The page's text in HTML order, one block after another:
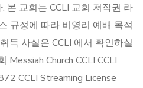
본 교회는 CCLI 교회 저작권 라
규정에 따라 비영리 예배 목적
득 사실은 CCLI 에서 확인하실
Messiah Church CCLI CCLI
CCLI Streaming License